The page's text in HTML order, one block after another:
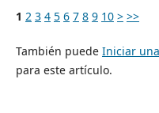
1 2 3 4 5 6 7 8 9 10 > >>
También puede Iniciar
para este artículo.